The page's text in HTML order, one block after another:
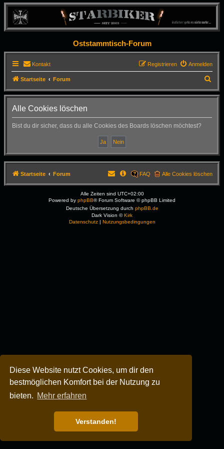
Diese Website nutzt Cookies, um dir den
bestmöglichen Komfort bei der Nutzung zu
bieten. Mehr erfahren
Verstanden!
Oststammtisch-Forum
Kontakt Anmelden
Registrieren
Startseite Forum
u
Alle Cookies löschen
Bist du dir sicher, dass du alle Cookies des Boards löschen möchtest?
Startseite Forum Alle Cookies löschen
FAQ
Alle Zeiten sind UTC+02:00
Powered by phpBB® Forum Software © phpBB Limited
Deutsche Übersetzung durch phpBB.de
Dark Vision ©Kirk
Datenschutz| Nutzungsbedingungen